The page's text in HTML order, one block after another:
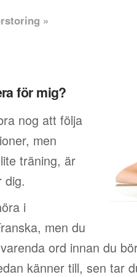
»
för mig?
nog att följa
men
träning, är
dig.
i
men du
ord innan du
känner till, sen tar